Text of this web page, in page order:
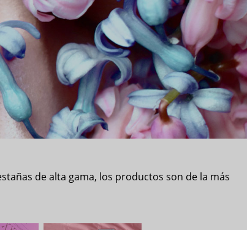
de alta gama, los productos son de la más